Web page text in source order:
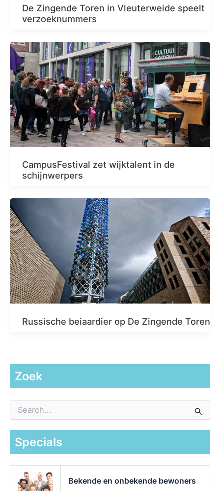
De Zingende Toren in Vleuterweide speelt
verzoeknummers
CampusFestival zet wijktalent in de
schijnwerpers
Russische beiaardier op De Zingende Toren
Zoek
a
Specials
Bekende en onbekende bewoners